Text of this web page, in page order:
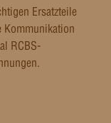
Ersatzteile
Kommunikation
RCBS-